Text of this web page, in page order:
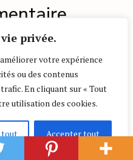
privée.
votre expérience
ou des contenus
En cliquant sur « Tout
utilisation des cookies.
tout Accepter tout